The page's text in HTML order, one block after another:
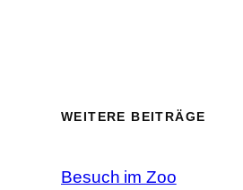
WEITERE BEITRÄGE
Besuch im Zoo